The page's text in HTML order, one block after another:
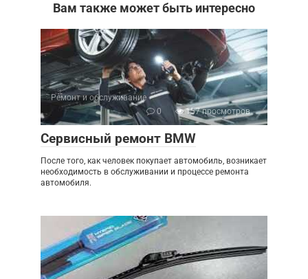
Вам также может быть интересно
Ремонт и обслуживание
0
157 просмотров
Сервисный ремонт BMW
После того, как человек покупает автомобиль, возникает
необходимость в обслуживании и процессе ремонта
автомобиля.